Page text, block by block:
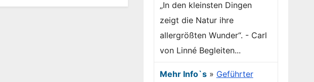
„In den kleinsten Dingen
zeigt die Natur ihre
allergrößten Wunder“. - Carl
von Linné Begleiten...
Mehr Info`s» Geführter